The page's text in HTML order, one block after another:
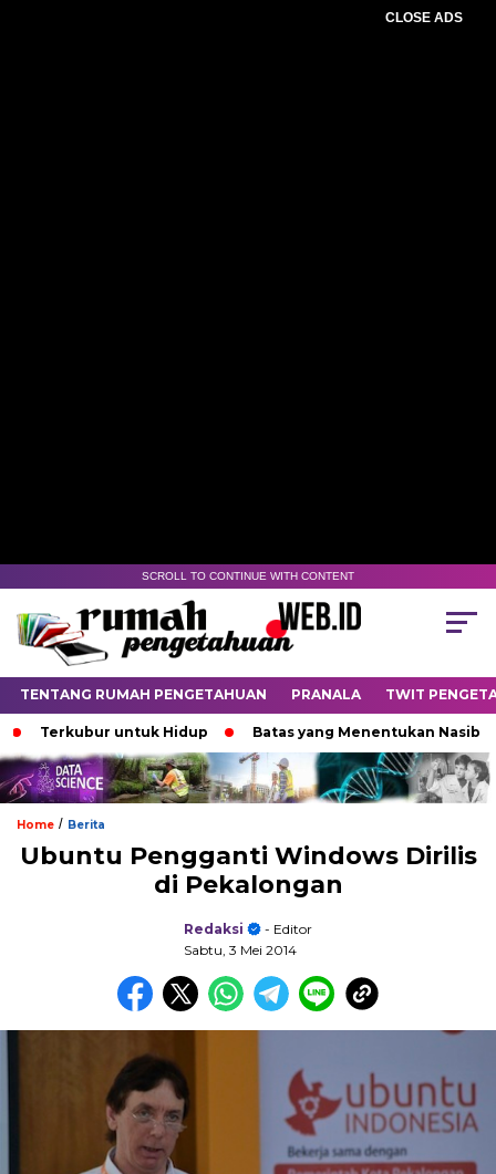
CLOSE ADS
SCROLL TO CONTINUE WITH CONTENT
TENTANG RUMAH PENGETAHUAN PRANALA TWIT
untuk Hidup Batas yang Menentukan Nasib Bintang
Home / Berita
Ubuntu Pengganti Windows Dirilis
di Pekalongan
Redaksi
- Editor
Sabtu, 3 Mei 2014